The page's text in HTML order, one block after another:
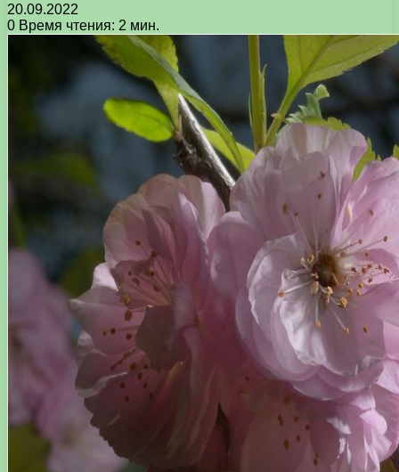
20.09.2022
0 Время чтения: 2 мин.